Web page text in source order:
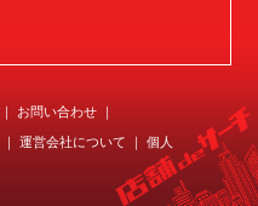
お問い合わせ
運営会社について 個人